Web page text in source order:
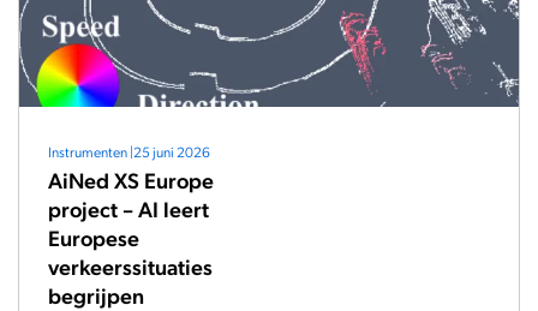
Instrumenten|25 juni 2026
AiNed XS Europe
project – AI leert
Europese
verkeerssituaties
begrijpen